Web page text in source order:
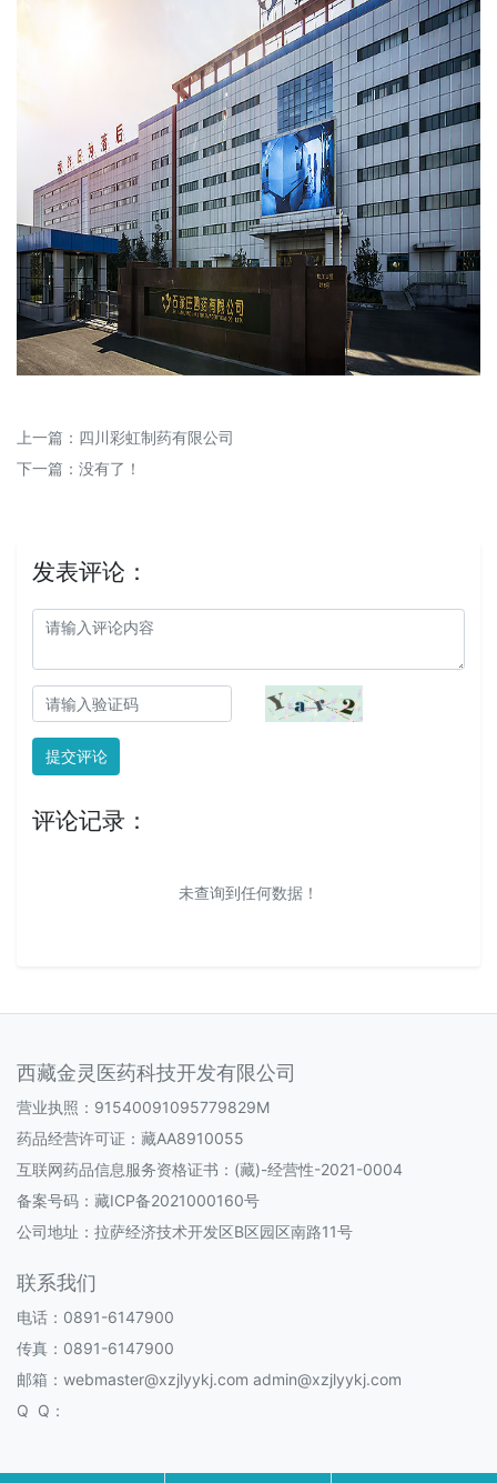
上一篇： 四川彩虹制药有限公司
下一篇：没有了！
发表评论：
提交评论
评论记录：
未查询到任何数据！
西藏金灵医药科技开发有限公司
营业执照：91540091095779829M
药品经营许可证： 藏AA8910055
互联网药品信息服务资格证书： (藏)-经营性-2021-0004
备案号码： 藏ICP备2021000160号
公司地址：拉萨经济技术开发区B区园区南路11号
联系我们
电话：0891-6147900
传真：0891-6147900
邮箱：webmaster@xzjlyykj.com admin@xzjlyykj.com
Q Q：